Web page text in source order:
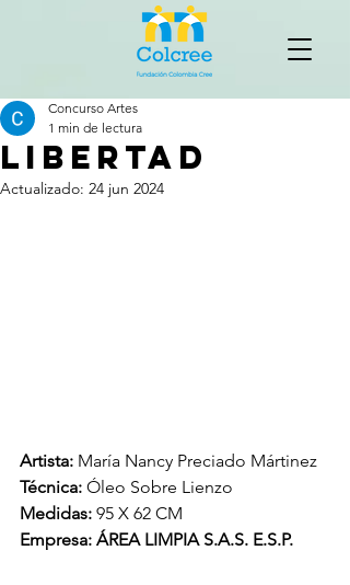
LIBERTAD
Concurso Artes
1 min de lectura
Actualizado: 24 jun 2024
Artista: María Nancy Preciado Mártinez
Técnica: Óleo Sobre Lienzo
Medidas: 95 X 62 CM
Empresa: ÁREA LIMPIA S.A.S. E.S.P.